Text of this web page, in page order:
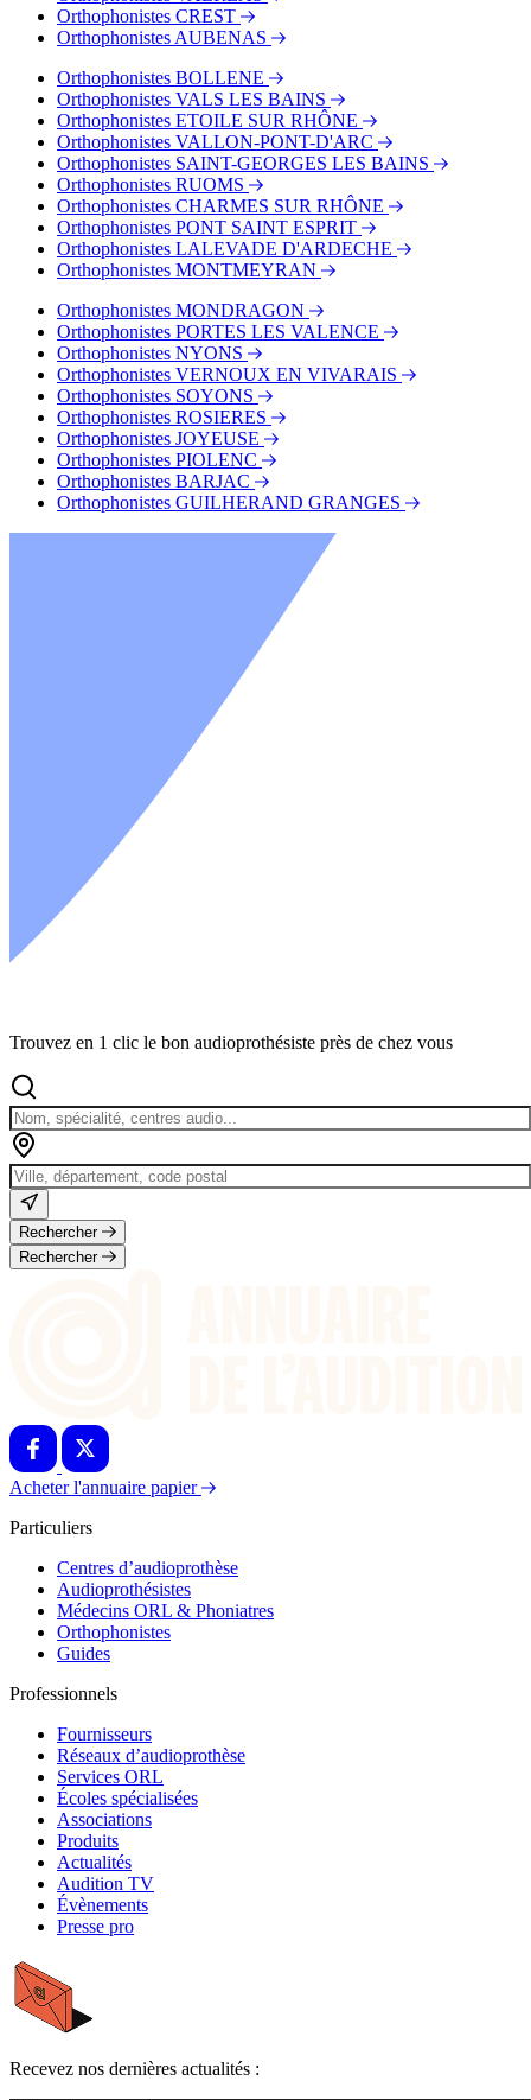
Orthophonistes CREST
Orthophonistes AUBENAS
Orthophonistes BOLLENE
Orthophonistes VALS LES BAINS
Orthophonistes ETOILE SUR RHÔNE
Orthophonistes VALLON-PONT-D'ARC
Orthophonistes SAINT-GEORGES LES BAINS
Orthophonistes RUOMS
Orthophonistes CHARMES SUR RHÔNE
Orthophonistes PONT SAINT ESPRIT
Orthophonistes LALEVADE D'ARDECHE
Orthophonistes MONTMEYRAN
Orthophonistes MONDRAGON
Orthophonistes PORTES LES VALENCE
Orthophonistes NYONS
Orthophonistes VERNOUX EN VIVARAIS
Orthophonistes SOYONS
Orthophonistes ROSIERES
Orthophonistes JOYEUSE
Orthophonistes PIOLENC
Orthophonistes BARJAC
Orthophonistes GUILHERAND GRANGES
Trouvez en 1 clic le bon audioprothésiste près de chez vous
Rechercher
Rechercher
Acheter l'annuaire papier
Particuliers
Centres d’audioprothèse
Audioprothésistes
Médecins ORL & Phoniatres
Orthophonistes
Guides
Professionnels
Fournisseurs
Réseaux d’audioprothèse
Services ORL
Écoles spécialisées
Associations
Produits
Actualités
Audition TV
Évènements
Presse pro
Recevez nos dernières actualités :